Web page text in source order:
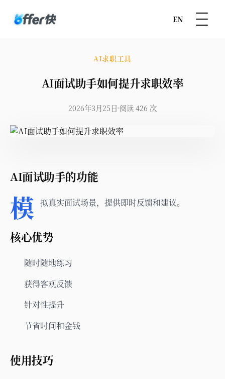
EN
AI求职工具
AI面试助手如何提升求职效率
2026年3月25日 阅读 426 次
AI面试助手的功能
模 拟真实面试场景，提供即时反馈和建议。
核心优势
随时随地练习
获得客观反馈
针对性提升
节省时间和金钱
使用技巧